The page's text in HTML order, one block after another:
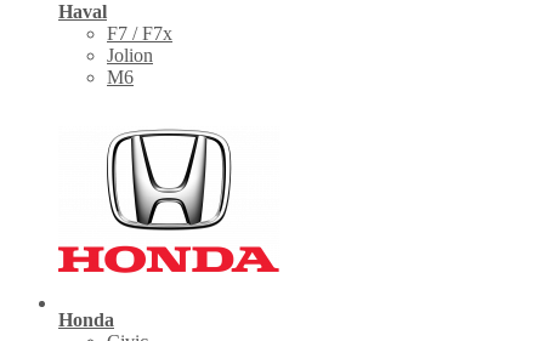
Haval
F7 / F7x
Jolion
M6
Honda